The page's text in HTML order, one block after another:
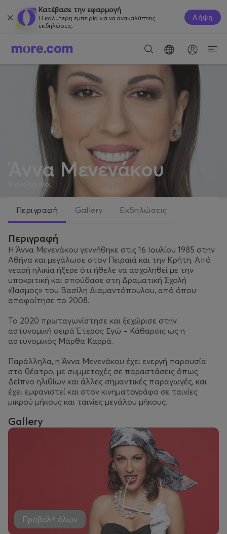
Κατέβασε την εφαρμογή
Η καλύτερη εμπειρία για να ανακαλύπτεις
εκδηλώσεις.
Λήψη
Άννα Μενενάκου
ακόλουθοι
Περιγραφή Gallery Εκδηλώσεις
Περιγραφή
Η Άννα Μενενάκου γεννήθηκε στις 16 Ιουλίου 1985 στην
Αθήνα και μεγάλωσε στον Πειραιά και την Κρήτη. Από
νεαρή ηλικία ήξερε ότι ήθελε να ασχοληθεί με την
υποκριτική και σπούδασε στη Δραματική Σχολή
«Ίασμος» του Βασίλη Διαμαντόπουλου, από όπου
αποφοίτησε το 2008.
Το 2020 πρωταγωνίστησε και ξεχώρισε στην
αστυνομική σειρά Έτερος Εγώ – Κάθαρσις ως η
αστυνομικός Μάρθα Καρρά.
Παράλληλα, η Άννα Μενενάκου έχει ενεργή παρουσία
στο θέατρο, με συμμετοχές σε παραστάσεις όπως
Δείπνο ηλιθίων και άλλες σημαντικές παραγωγές, και
έχει εμφανιστεί και στον κινηματογράφο σε ταινίες
μικρού μήκους και ταινίες μεγάλου μήκους.
Gallery
Προβολή όλων